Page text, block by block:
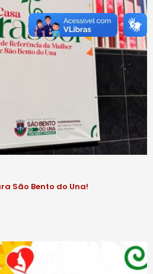
São Bento do Una!